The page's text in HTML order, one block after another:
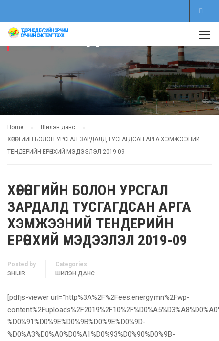
ШИЛЭН ДАНС
Home
Шилэн данс
ХӨРӨНГИЙН БОЛОН УРСГАЛ ЗАРДАЛД ТУСГАГДСАН АРГА ХЭМЖЭЭНИЙ
ТЕНДЕРИЙН ЕРӨНХИЙ МЭДЭЭЛЭЛ 2019-09
ХӨРӨНГИЙН БОЛОН УРСГАЛ
ЗАРДАЛД ТУСГАГДСАН АРГА
ХЭМЖЭЭНИЙ ТЕНДЕРИЙН
ЕРӨНХИЙ МЭДЭЭЛЭЛ 2019-09
Posted by
SHIJIR
Categories
ШИЛЭН ДАНС
[pdfjs-viewer url=”http%3A%2F%2Fees.energy.mn%2Fwp-
%D0%91%D0%9E%D0%9B%D0%9E%D0%9D-
%D0%A3%D0%A0%D0%A1%D0%93%D0%90%D0%9B-